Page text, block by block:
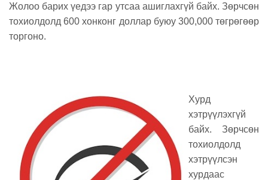
Жолоо барих үедээ гар утсаа ашиглахгүй байх. Зөрчсөн
тохиолдолд 600 хонконг доллар буюу 300,000 төгрөгөөр
торгоно.
Хурд
хэтрүүлэхгүй
байх. Зөрчсөн
тохиолдолд
хэтрүүлсэн
хурдаас